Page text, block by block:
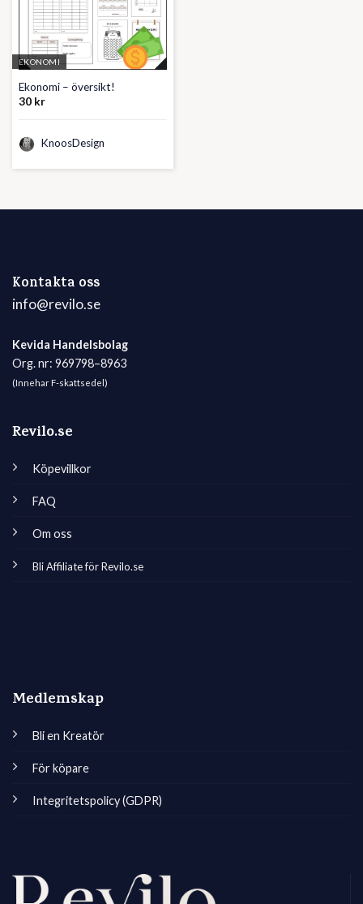
EKONOMI
Ekonomi – översikt!
30 kr
KnoosDesign
Kontakta oss
info@revilo.se
Kevida Handelsbolag
Org. nr: 969798–8963
(Innehar F-skattsedel)
Revilo.se
Köpevillkor
FAQ
Om oss
Bli Affiliate för Revilo.se
Medlemskap
Bli en Kreatör
För köpare
Integritetspolicy (GDPR)